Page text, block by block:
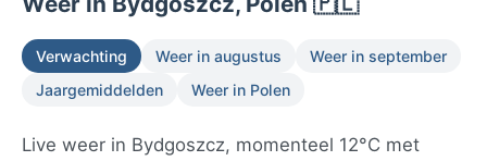
Verwachting Weer in augustus
Weer in september
Jaargemiddelden
Weer in Polen
Live weer in Bydgoszcz, momenteel 12°C met